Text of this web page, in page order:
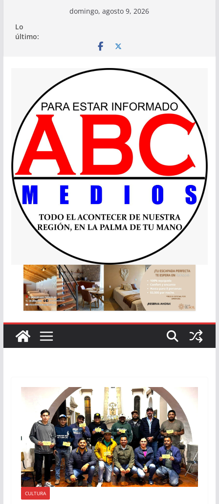
contenido
domingo, agosto 9, 2026
Lo
último:
CULTURA